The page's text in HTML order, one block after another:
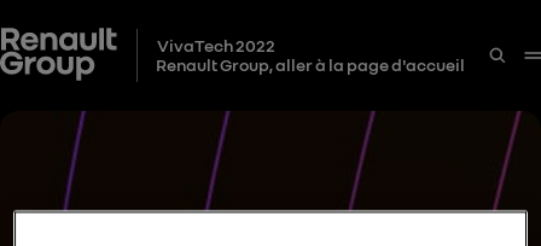
VivaTech 2022
Renault Group, aller à la page d'accueil